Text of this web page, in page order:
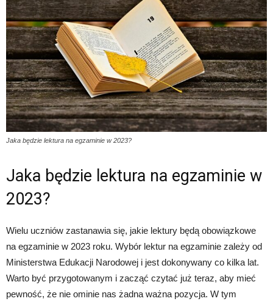
Jaka będzie lektura na egzaminie w 2023?
Jaka będzie lektura na egzaminie w
2023?
Wielu uczniów zastanawia się, jakie lektury będą obowiązkowe
na egzaminie w 2023 roku. Wybór lektur na egzaminie zależy od
Ministerstwa Edukacji Narodowej i jest dokonywany co kilka lat.
Warto być przygotowanym i zacząć czytać już teraz, aby mieć
pewność, że nie ominie nas żadna ważna pozycja. W tym